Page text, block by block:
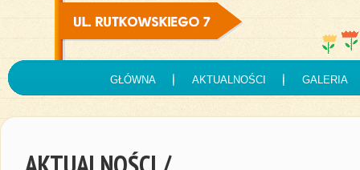
GŁÓWNA AKTUALNOŚCI GALERIA